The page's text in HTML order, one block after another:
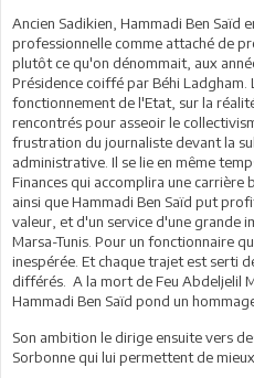
Ancien Sadikien, Hammadi Ben Saïd
professionnelle comme attaché de
plutôt ce qu'on dénommait, aux
Présidence coiffé par Béhi
fonctionnement de l'Etat, sur la
rencontrés pour asseoir le
frustration du journaliste devant la
administrative. Il se lie en même
Finances qui accomplira une
ainsi que Hammadi Ben Saïd put
valeur, et d'un service d'une grande
Marsa-Tunis. Pour un fonctionnaire
inespérée. Et chaque trajet est serti
différés. A la mort de Feu Abdeljelil
Hammadi Ben Saïd pond un
Son ambition le dirige ensuite vers
Sorbonne qui lui permettent de